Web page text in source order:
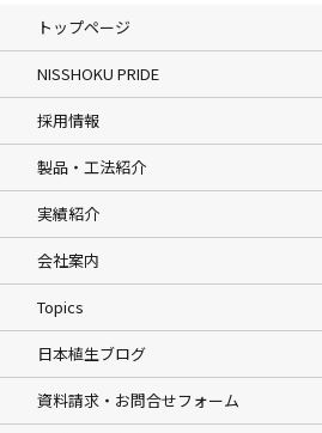
トップページ
NISSHOKU PRIDE
採用情報
製品・工法紹介
実績紹介
会社案内
Topics
日本植生ブログ
資料請求・お問合せフォーム